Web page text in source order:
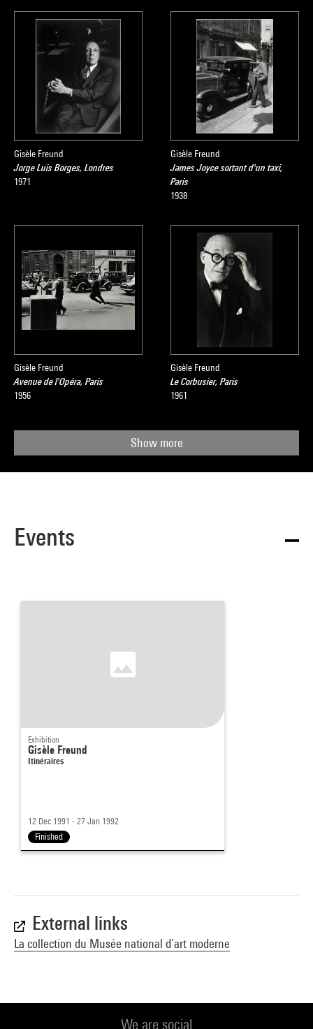
Gisèle Freund
Jorge Luis Borges, Londres
1971
Gisèle Freund
James Joyce sortant d'un taxi,
Paris
1938
Gisèle Freund
Avenue de l'Opéra, Paris
1956
Gisèle Freund
Le Corbusier, Paris
1961
Show more
Events
Exhibition
Gisèle Freund
Itinéraires
12 Dec 1991 - 27 Jan 1992
Finished
External links
La collection du Musée national d’art moderne
We are social